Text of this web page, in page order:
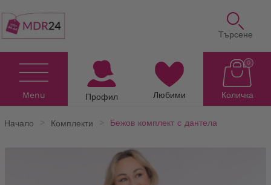
Търсене
Menu Профил Любими Количка
0
Начало Комплекти Бежов комплект с дантела